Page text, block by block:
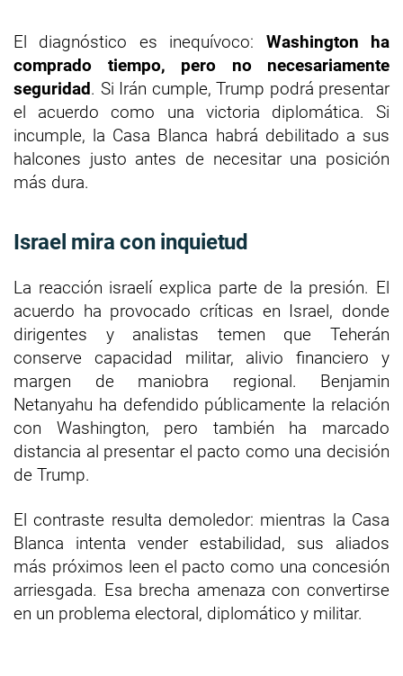
El diagnóstico es inequívoco: Washington ha
comprado tiempo, pero no necesariamente
seguridad. Si Irán cumple, Trump podrá presentar
el acuerdo como una victoria diplomática. Si
incumple, la Casa Blanca habrá debilitado a sus
halcones justo antes de necesitar una posición
más dura.
Israel mira con inquietud
La reacción israelí explica parte de la presión. El
acuerdo ha provocado críticas en Israel, donde
dirigentes y analistas temen que Teherán
conserve capacidad militar, alivio financiero y
margen de maniobra regional. Benjamin
Netanyahu ha defendido públicamente la relación
con Washington, pero también ha marcado
distancia al presentar el pacto como una decisión
de Trump.
El contraste resulta demoledor: mientras la Casa
Blanca intenta vender estabilidad, sus aliados
más próximos leen el pacto como una concesión
arriesgada. Esa brecha amenaza con convertirse
en un problema electoral, diplomático y militar.